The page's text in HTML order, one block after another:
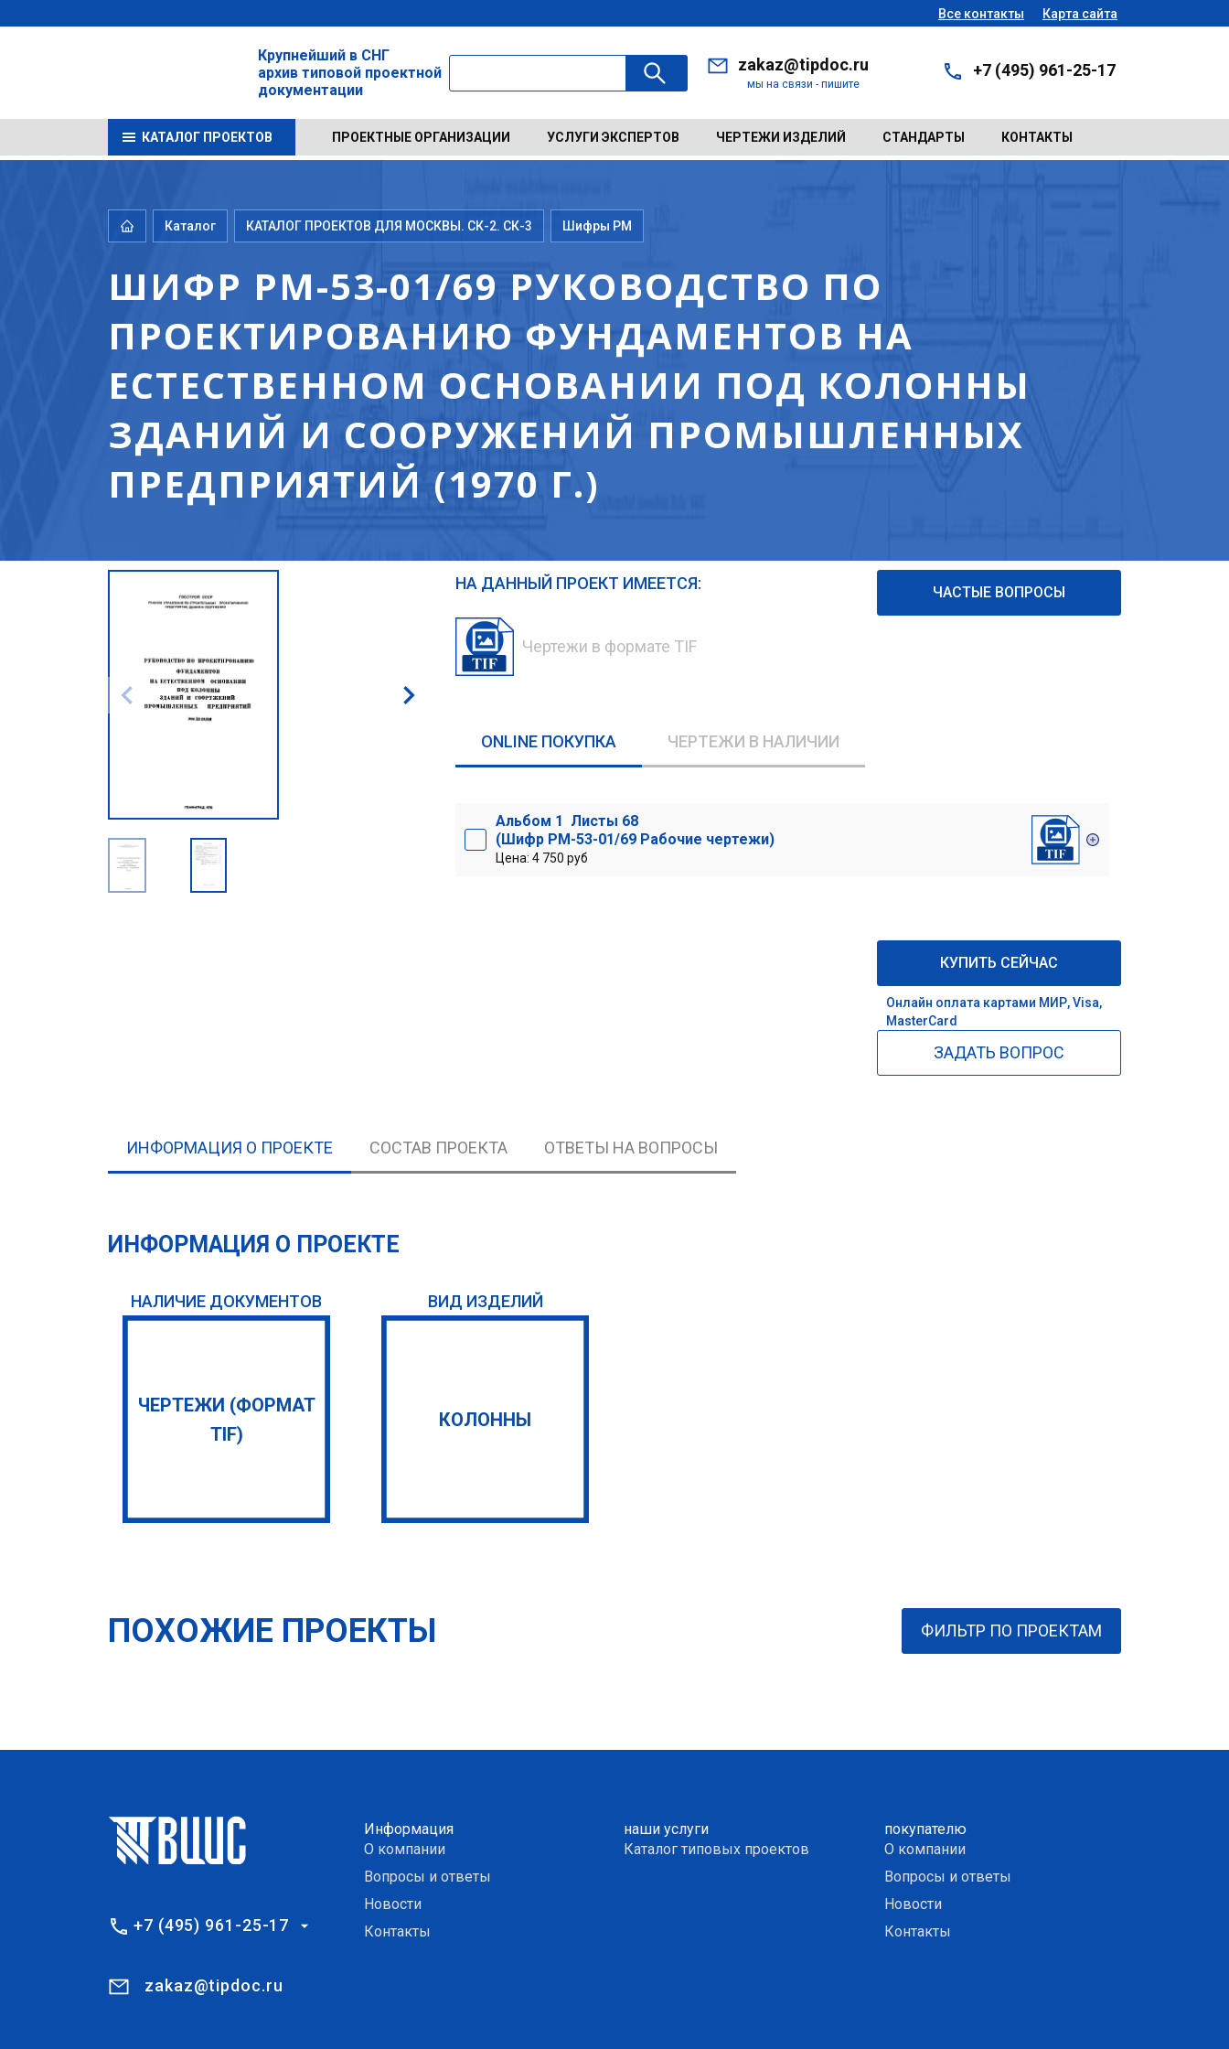
Все контакты Карта сайта
Крупнейший в СНГ
архив типовой проектной
документации
zakaz@tipdoc.ru
мы на связи - пишите
+7 (495) 961-25-17
КАТАЛОГ ПРОЕКТОВ ПРОЕКТНЫЕ ОРГАНИЗАЦИИ УСЛУГИ ЭКСПЕРТОВ ЧЕРТЕЖИ ИЗДЕЛИЙ СТАНДАРТЫ КОНТАКТЫ
Каталог КАТАЛОГ ПРОЕКТОВ ДЛЯ МОСКВЫ. СК-2. СК-3 Шифры РМ
ШИФР РМ-53-01/69 РУКОВОДСТВО ПО
ПРОЕКТИРОВАНИЮ ФУНДАМЕНТОВ НА
ЕСТЕСТВЕННОМ ОСНОВАНИИ ПОД КОЛОННЫ
ЗДАНИЙ И СООРУЖЕНИЙ ПРОМЫШЛЕННЫХ
ПРЕДПРИЯТИЙ (1970 Г.)
НА ДАННЫЙ ПРОЕКТ ИМЕЕТСЯ:
Чертежи в формате TIF
ЧАСТЫЕ ВОПРОСЫ
ONLINE ПОКУПКА ЧЕРТЕЖИ В НАЛИЧИИ
Альбом 1 Листы 68
(Шифр РМ-53-01/69 Рабочие чертежи)
Цена: 4 750 руб
КУПИТЬ СЕЙЧАС
Онлайн оплата картами МИР, Visa,
MasterCard
ЗАДАТЬ ВОПРОС
ИНФОРМАЦИЯ О ПРОЕКТЕ СОСТАВ ПРОЕКТА ОТВЕТЫ НА ВОПРОСЫ
ИНФОРМАЦИЯ О ПРОЕКТЕ
НАЛИЧИЕ ДОКУМЕНТОВ
ЧЕРТЕЖИ (ФОРМАТ
TIF)
ВИД ИЗДЕЛИЙ
КОЛОННЫ
ПОХОЖИЕ ПРОЕКТЫ ФИЛЬТР ПО ПРОЕКТАМ
+7 (495) 961-25-17
zakaz@tipdoc.ru
Информация
О компании
Вопросы и ответы
Новости
Контакты
наши услуги
Каталог типовых проектов
покупателю
О компании
Вопросы и ответы
Новости
Контакты